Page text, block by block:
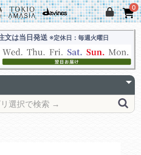
0
文は当日発送 ※定休日：毎週火曜日